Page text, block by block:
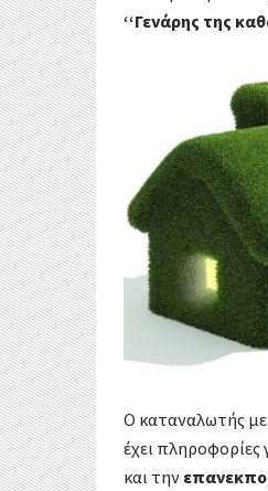
‘‘Γενάρης της
Ο καταναλωτής
έχει πληροφορίες
και την
r
α
σ
τ
ε
ί
τ
ε